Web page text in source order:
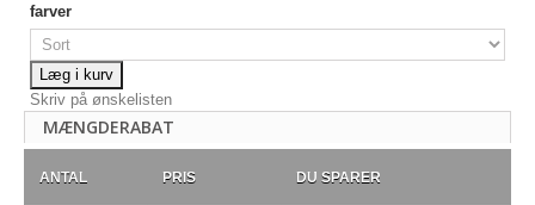
farver
Læg i kurv
Skriv på ønskelisten
MÆNGDERABAT
ANTAL PRIS DU SPARER